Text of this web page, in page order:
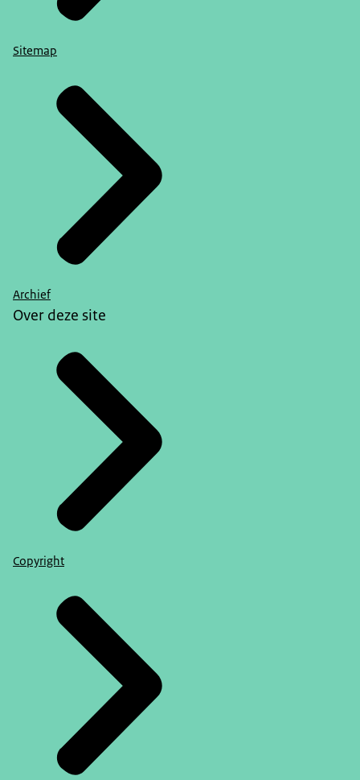
Sitemap
Archief
Over deze site
Copyright